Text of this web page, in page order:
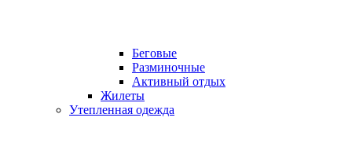
Беговые
Разминочные
Активный отдых
Жилеты
Утепленная одежда